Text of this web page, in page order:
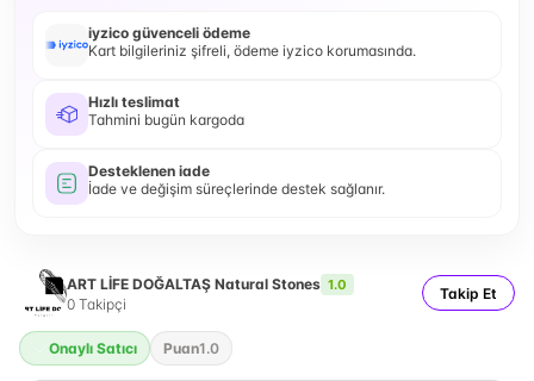
iyzico güvenceli ödeme
Kart bilgileriniz şifreli, ödeme iyzico korumasında.
Hızlı teslimat
Tahmini bugün kargoda
Desteklenen iade
İade ve değişim süreçlerinde destek sağlanır.
ART LİFE DOĞALTAŞ Natural Stones 1.0
0 Takipçi
Takip Et
Onaylı Satıcı Puan1.0